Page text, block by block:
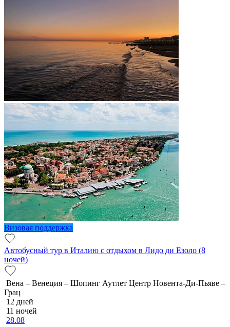
Визовая поддержка
Автобусный тур в Италию с отдыхом в Лидо ди Езоло (8
ночей)
Вена – Венеция – Шопинг Аутлет Центр Новента-Ди-Пьяве –
Грац
12 дней
11 ночей
28.08